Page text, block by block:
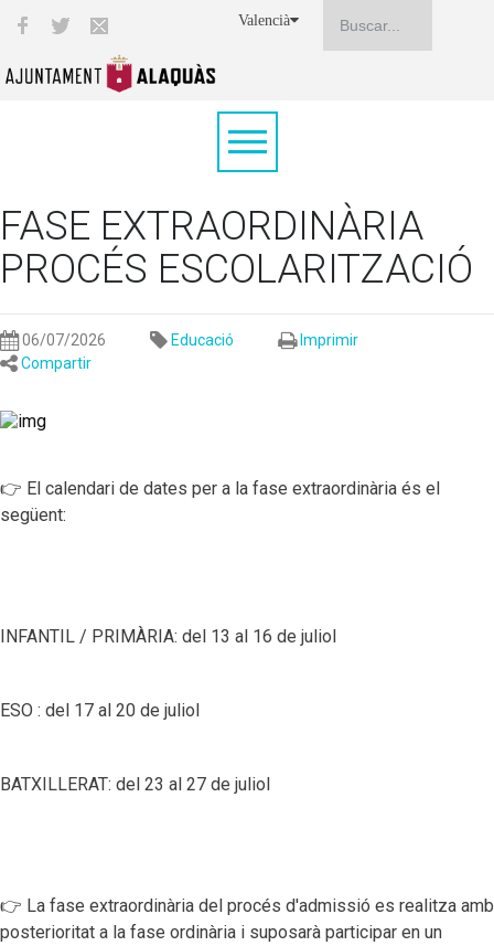
Valencià
FASE EXTRAORDINÀRIA
PROCÉS ESCOLARITZACIÓ
06/07/2026 Educació
Imprimir
Compartir
👉 El calendari de dates per a la fase extraordinària és el
següent:
INFANTIL / PRIMÀRIA: del 13 al 16 de juliol
ESO : del 17 al 20 de juliol
BATXILLERAT: del 23 al 27 de juliol
👉 La fase extraordinària del procés d'admissió es realitza amb
posterioritat a la fase ordinària i suposarà participar en un